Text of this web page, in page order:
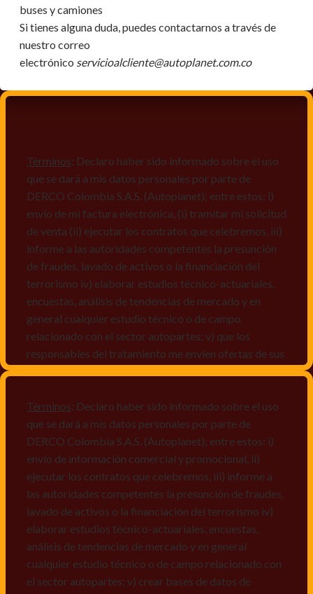
buses y camiones
Si tienes alguna duda, puedes contactarnos a través de
nuestro correo
electrónico servicioalcliente@autoplanet.com.co
Términos: Declaro haber sido informado sobre el uso
que se dará a mis datos personales por parte de
DERCO Colombia S.A.S. (Autoplanet); entre estos: i)
envío de mi factura electrónica, (i) tramitar mi solicitud
de venta (ii) ejecutar los contratos que celebremos, iii)
informe a las autoridades competentes la presunción
de fraudes, lavado de activos o la financiación del
terrorismo iv) elaborar estudios técnico-actuariales,
encuestas, análisis de tendencias de mercado y en
general cualquier estudio técnico o de campo
relacionado con el sector autopartes; v) que los
responsables del tratamiento me envíen ofertas de sus
mismos, vi) crear bases de datos de acuerdo a las
características y perfiles de los titulares de Datos
Personales, v) encuestas de satisfacción, vi) reportes
recall.
Declaro que puedo acceder a la política de protección
de datos personales de Derco en la
direcciónwww.autoplanet.com.co, igualmente,
manifiesto que he sido informado sobre mis derechos
a conocer, actualizar, rectificar, suprimir, solicitar
prueba: i) de autorización y ii) finalidad, presentar
Términos: Declaro haber sido informado sobre el uso
que se dará a mis datos personales por parte de
DERCO Colombia S.A.S. (Autoplanet); entre estos: i)
envío de información comercial y promocional, ii)
ejecutar los contratos que celebremos, iii) informe a
las autoridades competentes la presunción de fraudes,
lavado de activos o la financiación del terrorismo iv)
elaborar estudios técnico-actuariales, encuestas,
análisis de tendencias de mercado y en general
cualquier estudio técnico o de campo relacionado con
el sector autopartes; v) crear bases de datos de